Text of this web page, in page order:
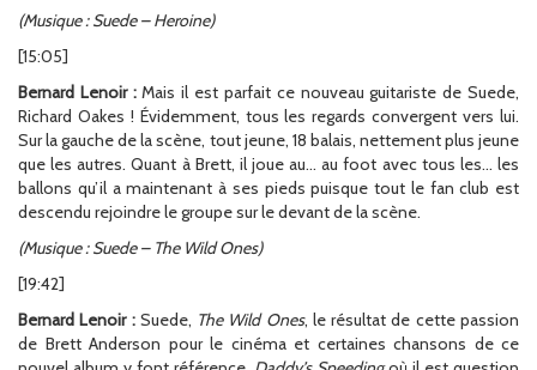
(Musique : Suede – Heroine)
[15:05]
Bernard Lenoir :Mais il est parfait ce nouveau guitariste de Suede,
Richard Oakes ! Évidemment, tous les regards convergent vers lui.
Sur la gauche de la scène, tout jeune, 18 balais, nettement plus jeune
que les autres. Quant à Brett, il joue au… au foot avec tous les… les
ballons qu’il a maintenant à ses pieds puisque tout le fan club est
descendu rejoindre le groupe sur le devant de la scène.
(Musique : Suede – The Wild Ones)
[19:42]
Bernard Lenoir : Suede, The Wild Ones, le résultat de cette passion
de Brett Anderson pour le cinéma et certaines chansons de ce